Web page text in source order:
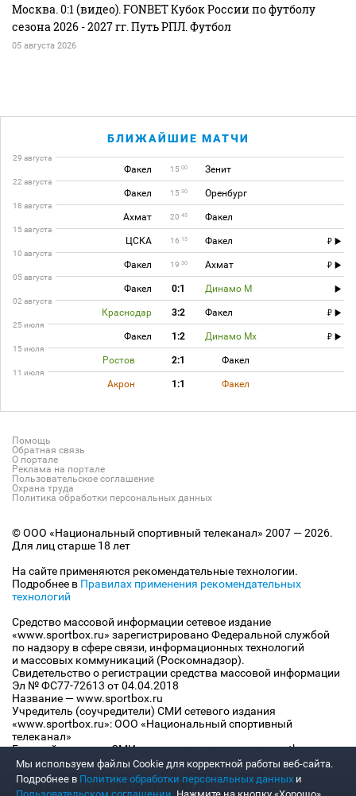
Москва. 0:1 (видео). FONBET Кубок России по футболу
сезона 2026 - 2027 гг. Путь РПЛ. Футбол
05 августа 2026
БЛИЖАЙШИЕ МАТЧИ
29 августа
Факел 15 00 Зенит
22 августа
Факел 15 30 Оренбург
18 августа
Ахмат 20 45 Факел
15 августа
ЦСКА 16 15 Факел
10 августа
Факел 19 30 Ахмат
05 августа
Факел 0:1 Динамо М
02 августа
Краснодар 3:2 Факел
25 июля
Факел 1:2 Динамо Мх
15 июля
Ростов 2:1 Факел
11 июля
Акрон 1:1 Факел
Помощь
Обратная связь
О портале
Реклама на портале
Пользовательское соглашение
Охрана труда
Политика обработки персональных данных
© ООО «Национальный спортивный телеканал» 2007 — 2026.
Для лиц старше 18 лет
На сайте применяются рекомендательные технологии.
Подробнее в Правилах применения рекомендательных
технологий
Средство массовой информации сетевое издание
«www.sportbox.ru» зарегистрировано Федеральной службой
по надзору в сфере связи, информационных технологий
и массовых коммуникаций (Роскомнадзор).
Свидетельство о регистрации средства массовой информации
Эл № ФС77-72613 от 04.04.2018
Название — www.sportbox.ru
Учредитель (соучредители) СМИ сетевого издания
«www.sportbox.ru»: ООО «Национальный спортивный
телеканал»
Главный редактор СМИ сетевого издания «www.sportbox.ru»:
Конов В.А.
Номер телефона редакции СМИ сетевого издания
«www.sportbox.ru»: +7 (495) 653 8419
Мы используем файлы Сookie для корректной работы веб-сайта.
Подробнее в Политике обработки персональных данных и